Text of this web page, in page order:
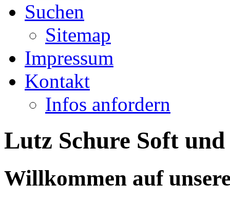
Suchen
Sitemap
Impressum
Kontakt
Infos anfordern
Lutz Schure Soft
Willkommen auf